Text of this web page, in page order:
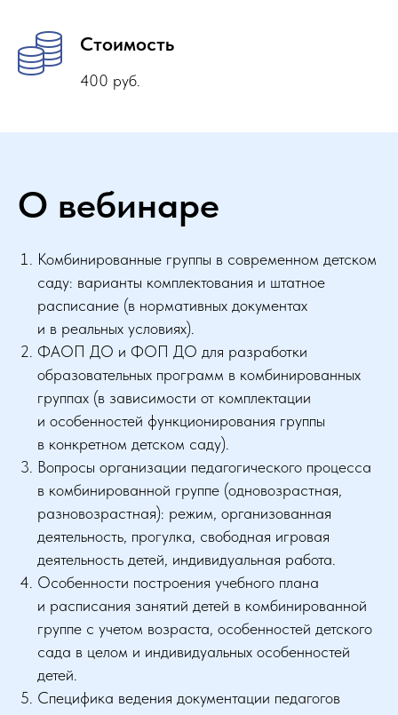
Стоимость
400 руб.
О вебинаре
Комбинированные группы в современном детском
саду: варианты комплектования и штатное
расписание (в нормативных документах
и в реальных условиях).
ФАОП ДО и ФОП ДО для разработки
образовательных программ в комбинированных
группах (в зависимости от комплектации
и особенностей функционирования группы
в конкретном детском саду).
Вопросы организации педагогического процесса
в комбинированной группе (одновозрастная,
разновозрастная): режим, организованная
деятельность, прогулка, свободная игровая
деятельность детей, индивидуальная работа.
Особенности построения учебного плана
и расписания занятий детей в комбинированной
группе с учетом возраста, особенностей детского
сада в целом и индивидуальных особенностей
детей.
Специфика ведения документации педагогов